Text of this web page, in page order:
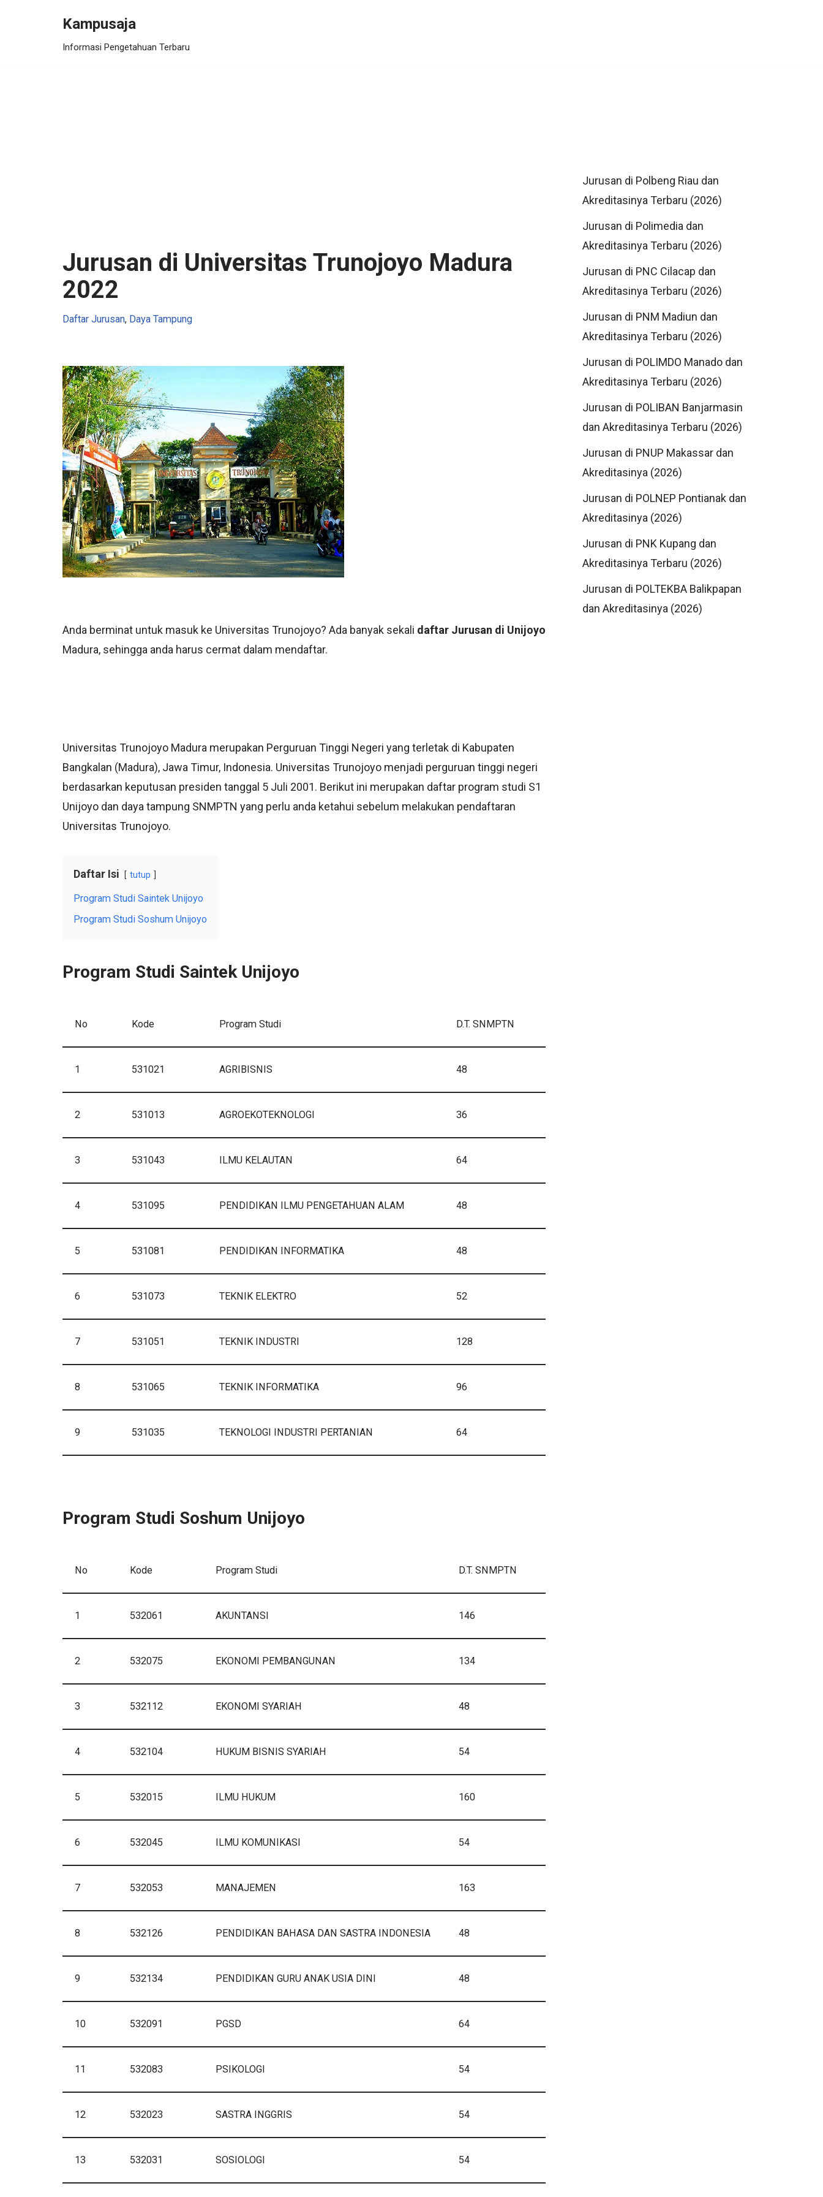
Kampusaja
Informasi Pengetahuan Terbaru
Jurusan di Universitas Trunojoyo Madura
2022
Daftar Jurusan, Daya Tampung
Anda berminat untuk masuk ke Universitas Trunojoyo? Ada banyak sekali daftar Jurusan di Unijoyo
Madura, sehingga anda harus cermat dalam mendaftar.
Universitas Trunojoyo Madura merupakan Perguruan Tinggi Negeri yang terletak di Kabupaten
Bangkalan (Madura), Jawa Timur, Indonesia. Universitas Trunojoyo menjadi perguruan tinggi negeri
berdasarkan keputusan presiden tanggal 5 Juli 2001. Berikut ini merupakan daftar program studi S1
Unijoyo dan daya tampung SNMPTN yang perlu anda ketahui sebelum melakukan pendaftaran
Universitas Trunojoyo.
Daftar Isi tutup
Program Studi Saintek Unijoyo
Program Studi Soshum Unijoyo
Program Studi Saintek Unijoyo
No Kode Program Studi D.T. SNMPTN
1 531021 AGRIBISNIS 48
2 531013 AGROEKOTEKNOLOGI 36
3 531043 ILMU KELAUTAN 64
4 531095 PENDIDIKAN ILMU PENGETAHUAN ALAM 48
5 531081 PENDIDIKAN INFORMATIKA 48
6 531073 TEKNIK ELEKTRO 52
7 531051 TEKNIK INDUSTRI 128
8 531065 TEKNIK INFORMATIKA 96
9 531035 TEKNOLOGI INDUSTRI PERTANIAN 64
Program Studi Soshum Unijoyo
No Kode Program Studi D.T. SNMPTN
1 532061 AKUNTANSI 146
2 532075 EKONOMI PEMBANGUNAN 134
3 532112 EKONOMI SYARIAH 48
4 532104 HUKUM BISNIS SYARIAH 54
5 532015 ILMU HUKUM 160
6 532045 ILMU KOMUNIKASI 54
7 532053 MANAJEMEN 163
8 532126 PENDIDIKAN BAHASA DAN SASTRA INDONESIA 48
9 532134 PENDIDIKAN GURU ANAK USIA DINI 48
10 532091 PGSD 64
11 532083 PSIKOLOGI 54
12 532023 SASTRA INGGRIS 54
13 532031 SOSIOLOGI 54
Jurusan di Polbeng Riau dan
Akreditasinya Terbaru (2026)
Jurusan di Polimedia dan
Akreditasinya Terbaru (2026)
Jurusan di PNC Cilacap dan
Akreditasinya Terbaru (2026)
Jurusan di PNM Madiun dan
Akreditasinya Terbaru (2026)
Jurusan di POLIMDO Manado dan
Akreditasinya Terbaru (2026)
Jurusan di POLIBAN Banjarmasin
dan Akreditasinya Terbaru (2026)
Jurusan di PNUP Makassar dan
Akreditasinya (2026)
Jurusan di POLNEP Pontianak dan
Akreditasinya (2026)
Jurusan di PNK Kupang dan
Akreditasinya Terbaru (2026)
Jurusan di POLTEKBA Balikpapan
dan Akreditasinya (2026)